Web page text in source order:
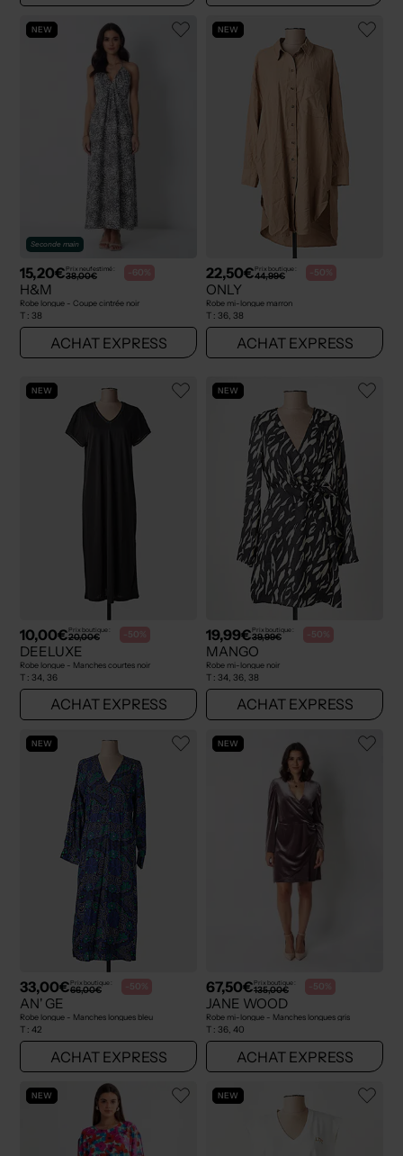
NEW
Seconde main
15,20€Prix neuf estimé :
38,00€ -60%
H&M
Robe longue - Coupe cintrée noir
T : 38
ACHAT EXPRESS
NEW
22,50€Prix boutique :
44,99€ -50%
ONLY
Robe mi-longue marron
T : 36, 38
ACHAT EXPRESS
NEW
10,00€Prix boutique :
20,00€ -50%
DEELUXE
Robe longue - Manches courtes noir
T : 34, 36
ACHAT EXPRESS
NEW
19,99€Prix boutique :
39,99€ -50%
MANGO
Robe mi-longue noir
T : 34, 36, 38
ACHAT EXPRESS
NEW
33,00€Prix boutique :
66,00€ -50%
AN' GE
Robe longue - Manches longues bleu
T : 42
ACHAT EXPRESS
NEW
67,50€Prix boutique :
135,00€ -50%
JANE WOOD
Robe mi-longue - Manches longues gris
T : 36, 40
ACHAT EXPRESS
NEW NEW